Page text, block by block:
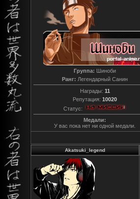
Группа: Шиноби
Ранг: Легендарный Санин
Награды: 11
Репутация: 10020
Статус:
Медали:
У вас пока нет ни одной медали.
Akatsuki_legend